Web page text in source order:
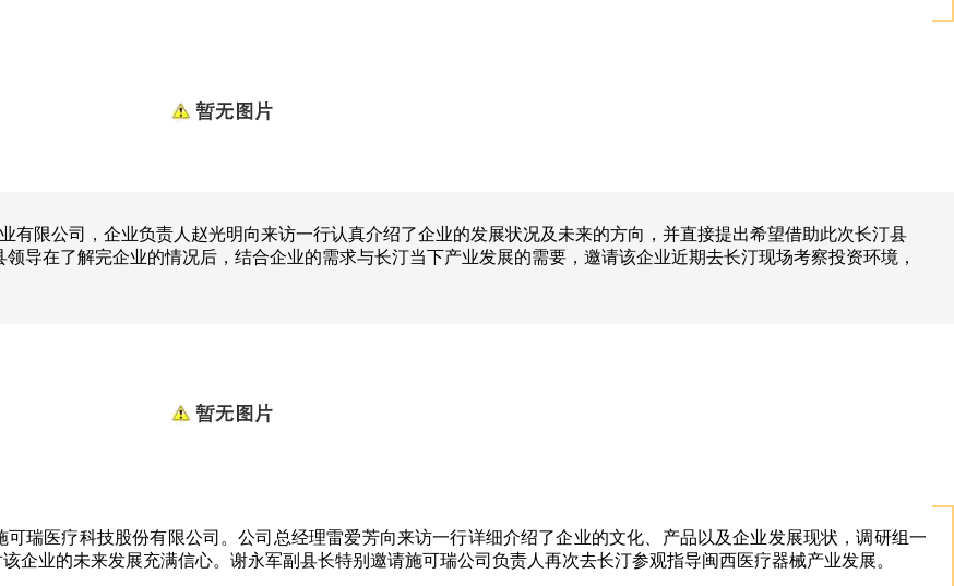
有限公司，企业负责人赵光明向来访一行认真介绍了企业的发展状况及未来的方向，并直接提出希望借助此次长汀县
导在了解完企业的情况后，结合企业的需求与长汀当下产业发展的需要，邀请该企业近期去长汀现场考察投资环境，
瑞医疗科技股份有限公司。公司总经理雷爱芳向来访一行详细介绍了企业的文化、产品以及企业发展现状，调研组一
企业的未来发展充满信心。谢永军副县长特别邀请施可瑞公司负责人再次去长汀参观指导闽西医疗器械产业发展。